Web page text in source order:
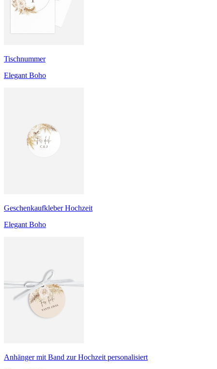
Tischnummer
Elegant Boho
Geschenkaufkleber Hochzeit
Elegant Boho
Anhänger mit Band zur Hochzeit personalisiert